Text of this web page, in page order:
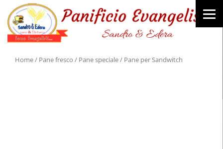
Home/ Pane fresco / Pane speciale/ Pane per Sandwitch